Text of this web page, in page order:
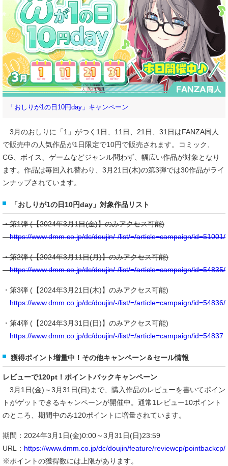
「おしりが1の日10円day」キャンペーン
3月のおしりに「1」がつく1日、11日、21日、31日はFANZA同人
で販売中の人気作品が1日限定で10円で販売されます。コミック、
CG、ボイス、ゲームなどジャンル問わず、幅広い作品が対象となり
ます。作品は毎回入れ替わり、3月21日(木)の第3弾では30作品がライ
ンナップされています。
「おしりが1の日10円day」対象作品リスト
・第1弾 (【2024年3月1日(金)】のみアクセス可能)
https://www.dmm.co.jp/dc/doujin/-/list/=/article=campaign/id=51001/
・第2弾 (【2024年3月11日(月)】のみアクセス可能)
https://www.dmm.co.jp/dc/doujin/-/list/=/article=campaign/id=54835/
・第3弾 (【2024年3月21日(木)】のみアクセス可能)
https://www.dmm.co.jp/dc/doujin/-/list/=/article=campaign/id=54836/
・第4弾 (【2024年3月31日(日)】のみアクセス可能)
https://www.dmm.co.jp/dc/doujin/-/list/=/article=campaign/id=54837
獲得ポイント増量中！その他キャンペーン＆セール情報
レビューで120pt！ポイントバックキャンペーン
3月1日(金)～3月31日(日)まで、購入作品のレビューを書いてポイン
トがゲットできるキャンペーンが開催中。通常1レビュー10ポイント
のところ、期間中のみ120ポイントに増量されています。
期間：2024年3月1日(金)0:00～3月31日(日)23:59
URL： https://www.dmm.co.jp/dc/doujin/feature/reviewcp/pointbackcp/
※ポイントの獲得数には上限があります。